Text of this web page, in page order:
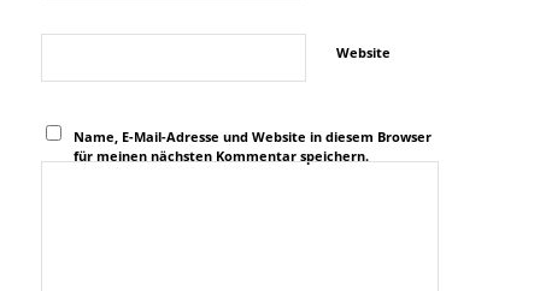
Website
Name, E-Mail-Adresse und Website in diesem Browser
für meinen nächsten Kommentar speichern.